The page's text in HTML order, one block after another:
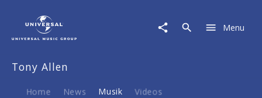
Musik
The
Menu
Tony Allen
Home News Musik Videos